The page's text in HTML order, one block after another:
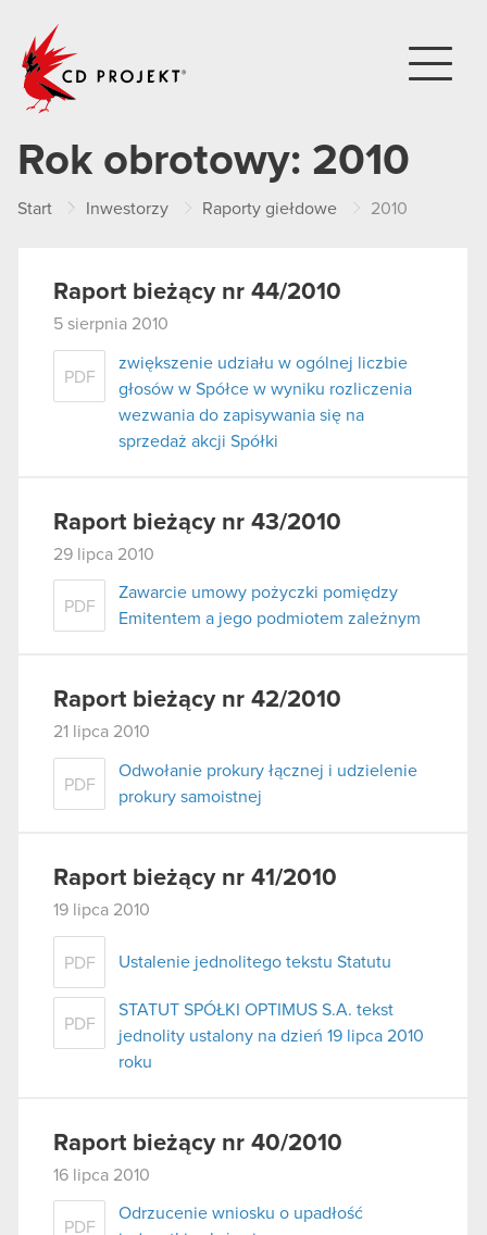
Rok obrotowy: 2010
Start Inwestorzy Raporty giełdowe 2010
Raport bieżący nr 44/2010
5 sierpnia 2010
PDF
zwiększenie udziału w ogólnej liczbie
głosów w Spółce w wyniku rozliczenia
wezwania do zapisywania się na
sprzedaż akcji Spółki
Raport bieżący nr 43/2010
29 lipca 2010
PDF
Zawarcie umowy pożyczki pomiędzy
Emitentem a jego podmiotem zależnym
Raport bieżący nr 42/2010
21 lipca 2010
PDF
Odwołanie prokury łącznej i udzielenie
prokury samoistnej
Raport bieżący nr 41/2010
19 lipca 2010
PDF Ustalenie jednolitego tekstu Statutu
PDF
STATUT SPÓŁKI OPTIMUS S.A. tekst
jednolity ustalony na dzień 19 lipca 2010
roku
Raport bieżący nr 40/2010
16 lipca 2010
PDF
Odrzucenie wniosku o upadłość